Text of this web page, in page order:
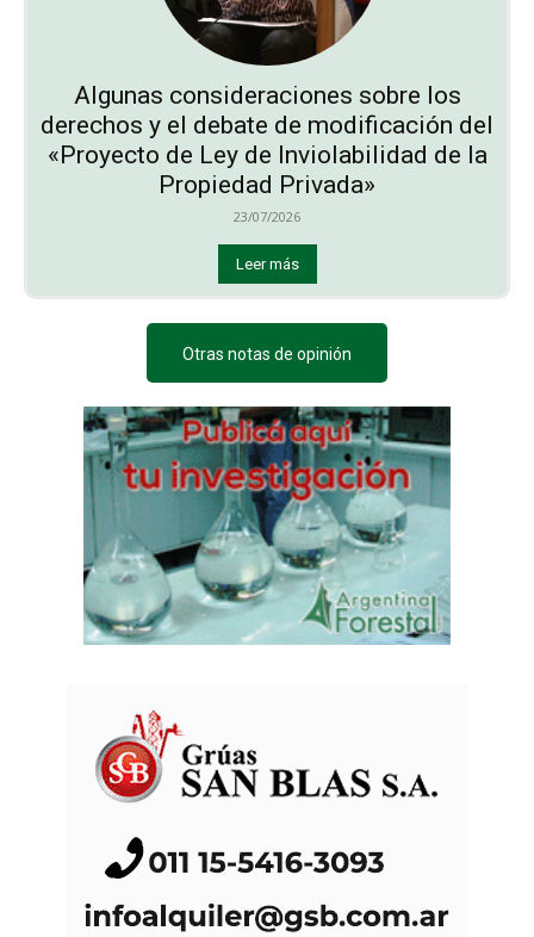
Algunas consideraciones sobre los
derechos y el debate de modificación del
«Proyecto de Ley de Inviolabilidad de la
Propiedad Privada»
23/07/2026
Leer más
Otras notas de opinión